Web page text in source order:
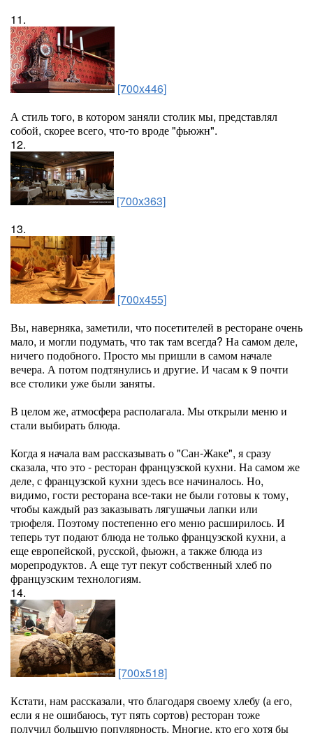
11.
[700x446]
А стиль того, в котором заняли столик мы, представлял
собой, скорее всего, что-то вроде "фьюжн".
12.
[700x363]
13.
[700x455]
Вы, наверняка, заметили, что посетителей в ресторане очень
мало, и могли подумать, что так там всегда? На самом деле,
ничего подобного. Просто мы пришли в самом начале
вечера. А потом подтянулись и другие. И часам к 9 почти
все столики уже были заняты.
В целом же, атмосфера располагала. Мы открыли меню и
стали выбирать блюда.
Когда я начала вам рассказывать о "Сан-Жаке", я сразу
сказала, что это - ресторан французской кухни. На самом же
деле, с французской кухни здесь все начиналось. Но,
видимо, гости ресторана все-таки не были готовы к тому,
чтобы каждый раз заказывать лягушачьи лапки или
трюфеля. Поэтому постепенно его меню расширилось. И
теперь тут подают блюда не только французской кухни, а
еще европейской, русской, фьюжн, а также блюда из
морепродуктов. А еще тут пекут собственный хлеб по
французским технологиям.
14.
[700x518]
Кстати, нам рассказали, что благодаря своему хлебу (а его,
если я не ошибаюсь, тут пять сортов) ресторан тоже
получил большую популярность. Многие, кто его хотя бы